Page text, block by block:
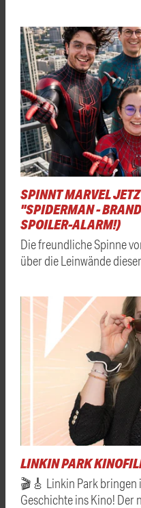
SPINNT MARVEL
"SPIDERMAN -
SPOILER-ALARM!)
Die freundliche Spinne
über die Leinwände
LINKIN PARK
🎬🎸 Linkin Park bringen
Geschichte ins Kino!